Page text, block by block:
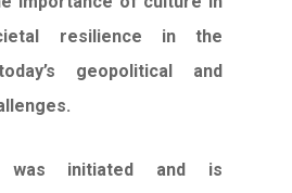
resilience in the
geopolitical and
was initiated and is